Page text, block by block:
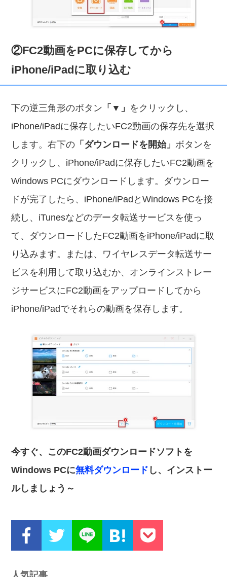
②FC2動画をPCに保存してから
iPhone/iPadに取り込む
下の逆三角形のボタン 「▼」 をクリックし、
iPhone/iPadに保存したいFC2動画の保存先を選択
します。右下の 「ダウンロードを開始」 ボタンを
クリックし、iPhone/iPadに保存したいFC2動画を
Windows PCにダウンロードします。ダウンロー
ドが完了したら、iPhone/iPadとWindows PCを接
続し、iTunesなどのデータ転送サービスを使っ
て、ダウンロードしたFC2動画をiPhone/iPadに取
り込みます。または、ワイヤレスデータ転送サー
ビスを利用して取り込むか、オンラインストレー
ジサービスにFC2動画をアップロードしてから
iPhone/iPadでそれらの動画を保存します。
今すぐ、このFC2動画ダウンロードソフトを
Windows PCに無料ダウンロード し、インストー
ルしましょう～
人気記事